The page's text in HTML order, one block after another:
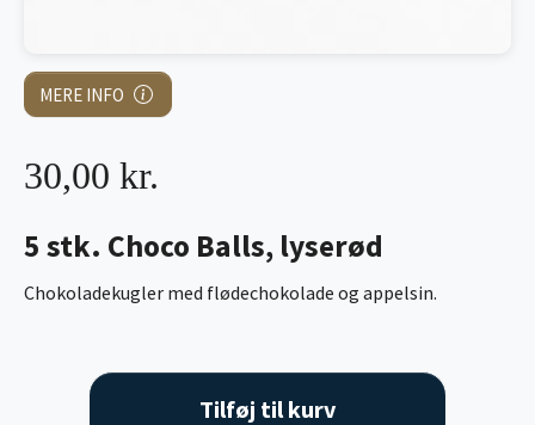
MERE INFO
5 stk. Choco Balls, lyserød
Chokoladekugler med flødechokolade og appelsin.
30,00 kr.
Tilføj til kurv